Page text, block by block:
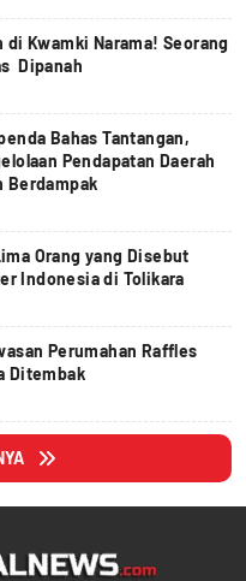
di Kwamki Narama! Seorang
Dipanah
Bahas Tantangan,
Pendapatan Daerah
Berdampak
Orang yang Disebut
Indonesia di Tolikara
Perumahan Raffles
Ditembak